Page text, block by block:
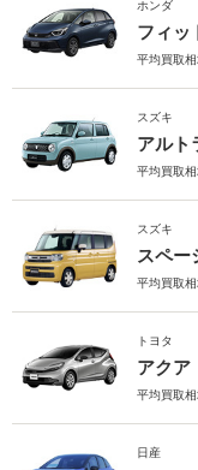
ホンダ
フィッ
平均買取相
スズキ
アルト
平均買取相
スズキ
スペー
平均買取相
トヨタ
アクア
平均買取相
日産